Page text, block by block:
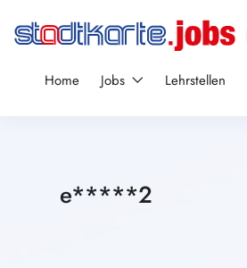
Home Jobs Lehrstellen
e*****2